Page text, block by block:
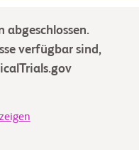
abgeschlossen.
verfügbar sind,